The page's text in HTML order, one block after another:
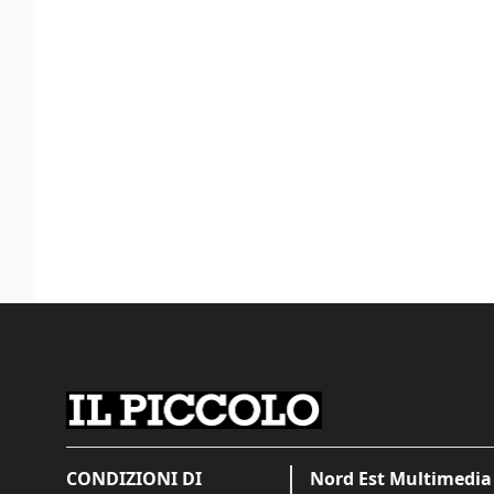
CONDIZIONI DI
Nord Est Multimedia